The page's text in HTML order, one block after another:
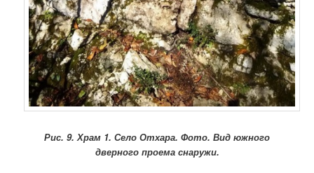
Рис. 9. Храм 1. Село Отхара. Фото. Вид южного
дверного проема снаружи.